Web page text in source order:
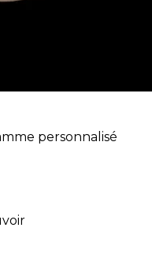
personnalisé